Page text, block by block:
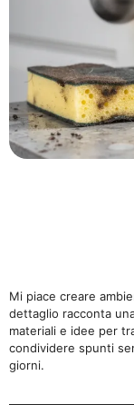
Mi piace creare
dettaglio racconta
materiali e idee per
condividere spunti
giorni.